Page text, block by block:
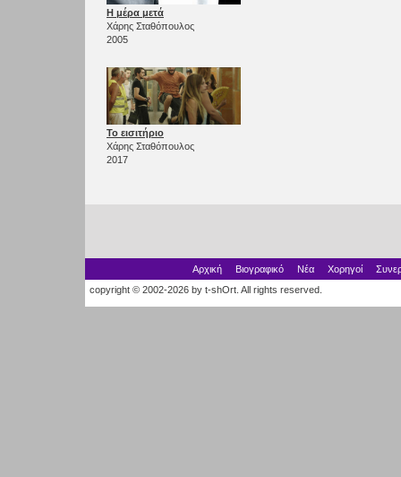
Η μέρα μετά
Χάρης Σταθόπουλος
2005
Το εισιτήριο
Χάρης Σταθόπουλος
2017
Αρχική Βιογραφικό Νέα Χορηγοί
copyright © 2002-2026 by t-shOrt. All rights reserved.